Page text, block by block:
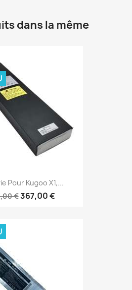
dans la même
Pour Kugoo X1,...
€367,00 €